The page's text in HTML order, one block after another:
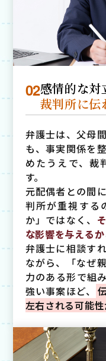
02感情的な対
裁判所に伝
弁護士は、父母
も、事実関係を
めたうえで、裁
す。
元配偶者との間
判所が重視する
か」ではなく、
な影響を与えるか
弁護士に相談す
ながら、「なぜ
力のある形で組
強い事案ほど、
左右される可能性